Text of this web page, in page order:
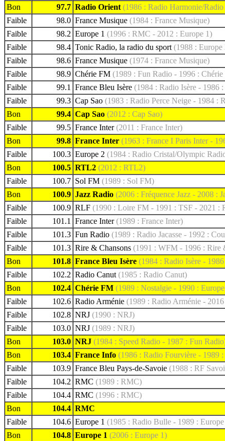
Bon 97.7 Radio Orient (1986 : Radio Harmonie/
Faible
98.0 France Musique (1984 : France Musique)
Faible
98.2 Europe 1 (1996 : RMC - 2012 : Europe 1)
Faible
98.4 Tonic Radio, la radio du sport(1988 :
Faible
98.6 France Musique (1974 : France Musique)
Faible
98.9 Chérie FM (1989 : Fun Radio - 1996 :
Faible
99.1 France Bleu Isère (1984 : Radio Isère - 1986
Faible
99.3 Cap Sao (1983 : Radio Perce Neige - 1984 :
Bon
99.4 Cap Sao (2012 : Cap Sao)
Faible
99.5 France Inter(2011 : France Inter)
Bon
99.8 France Inter (1963 : France I Paris Inter -
Faible
100.3 Europe 2 (1984 : Radio Cristal/Olympic
Bon
100.5 RTL2 (2012 : RTL2)
Faible
100.7 Sol FM (1989 : Sol FM)
Bon
100.9 Jazz Radio (2006 : Fréquence Jazz - 2008 :
Faible
100.9 RLF (1990 : Loire FM - 1991 : TSF - 2021 :
Faible
101.1 France Inter(1989 : France Inter)
Faible
101.3 Fun Radio (1989 : Radio Jacasse - 1992 :
Faible
101.3 Rire & Chansons (1991 : WFM - 1996 : Rire
Bon
101.8 France Bleu Isère (1984 : Radio Isère -
Faible
102.2 Radio Canut(1985 : Radio Canut)
Bon
102.4 Chérie FM (1989 : Nostalgie - 1990 :
Faible
102.6 Radio Arménie (1989 : Radio Arménie -
Faible
102.8 NRJ (1990 : NRJ)
Faible
103.0 NRJ (1989 : NRJ)
Bon
103.0 NRJ (1984 : Speed Radio - 1987 : Fun
Bon
103.4 France Info (1986 : Radio Fourvière - 1989
Faible
103.9 France Bleu Pays-de-Savoie (1988 : RF
Faible
104.2 RMC (1989 : RMC)
Faible
104.4 RMC (1996 : RMC)
Bon
104.4 RMC
Faible
104.6 Europe 1 (1985 : Radio Bulle - 1989 :
Bon
104.8 Europe 1 (2006 : Europe 1)